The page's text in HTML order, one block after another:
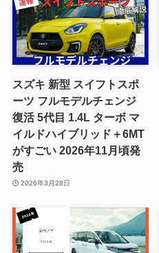
スズキ 新型 スイフトスポ
ーツ フルモデルチェンジ
復活 5代目 1.4L ターボ マ
イルドハイブリッド＋6MT
がすごい 2026年11月頃発
売
2026年3月28日